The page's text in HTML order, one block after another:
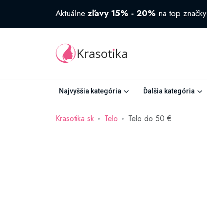
Aktuálne zľavy 15% - 20% na top značky
Najvyššia kategória Ďalšia kategória
Krasotika.sk Telo Telo do 50 €